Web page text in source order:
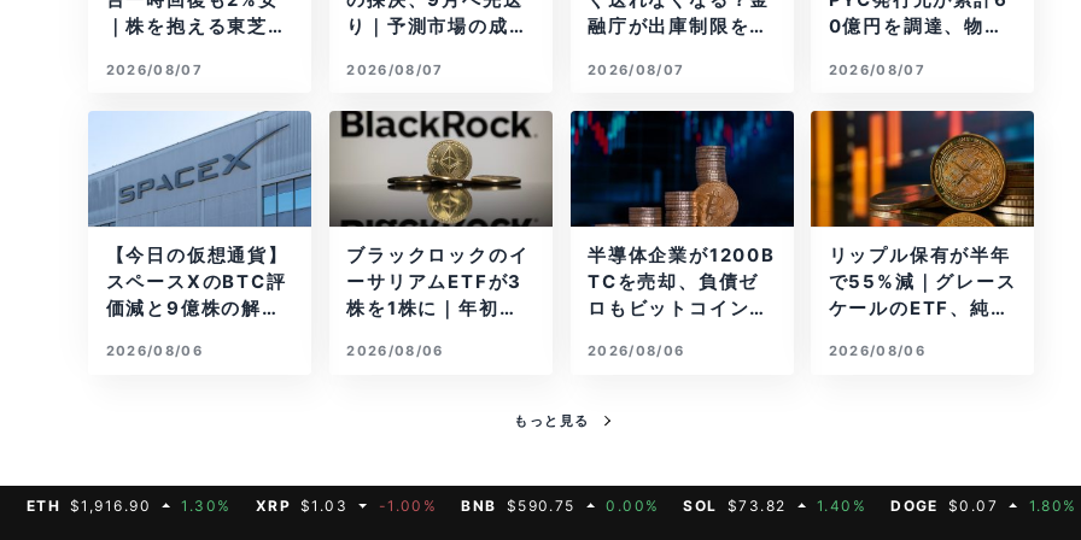
｜株を抱える東芝は
2026/08/07
り｜予測市場の成立
2026/08/07
融庁が出庫制限を要
2026/08/07
0億円を調達、物流
2026/08/07
【今日の仮想通貨】
スペースXのBTC評
価減と9億株の解
BTCが盗難
2026/08/06
ブラックロックのイ
ーサリアムETFが3
株を1株に｜年初来3
2026/08/06
半導体企業が1200B
TCを売却、負債ゼ
ロもビットコイン戦
2026/08/06
リップル保有が半年
で55%減｜グレース
ケールのETF、純資
2026/08/06
もっと見る
$1,916.90 1.30% XRP $1.03 -1.00% BNB $590.75 0.00% SOL $73.82 1.40% DOGE $0.07 1.80%